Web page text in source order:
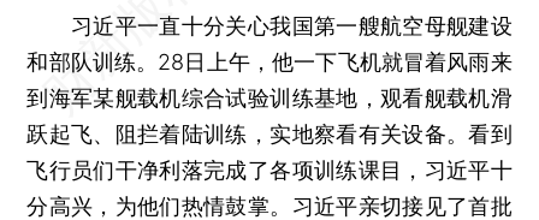
习近平一直十分关心我国第一艘航空母舰建设
和部队训练。28日上午，他一下飞机就冒着风雨来
到海军某舰载机综合试验训练基地，观看舰载机滑
跃起飞、阻拦着陆训练，实地察看有关设备。看到
飞行员们干净利落完成了各项训练课目，习近平十
分高兴，为他们热情鼓掌。习近平亲切接见了首批